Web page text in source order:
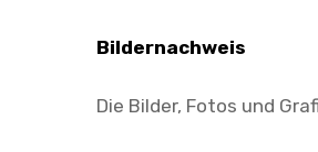
Bildernachweis
Die Bilder, Fotos und